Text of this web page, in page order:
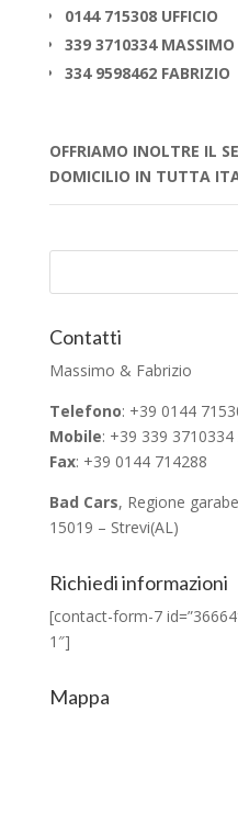
0144 715308 UFFICIO
339 3710334 MASSIMO
334 9598462 FABRIZIO
OFFRIAMO INOLTRE IL
DOMICILIO IN TUTTA
Contatti
Massimo & Fabrizio
Telefono: +39 0144
Mobile: +39 339
Fax: +39 0144 714288
Bad Cars, Regione
15019 – Strevi(AL)
Richiedi informazioni
[contact-form-7
1″]
Mappa